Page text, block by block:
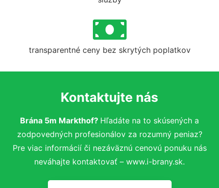
transparentné ceny bez skrytých poplatkov
Kontaktujte nás
Brána 5m Markthof? Hľadáte na to skúsených a
zodpovedných profesionálov za rozumný peniaz?
Pre viac informácií či nezáväznú cenovú ponuku nás
neváhajte kontaktovať – www.i-brany.sk.